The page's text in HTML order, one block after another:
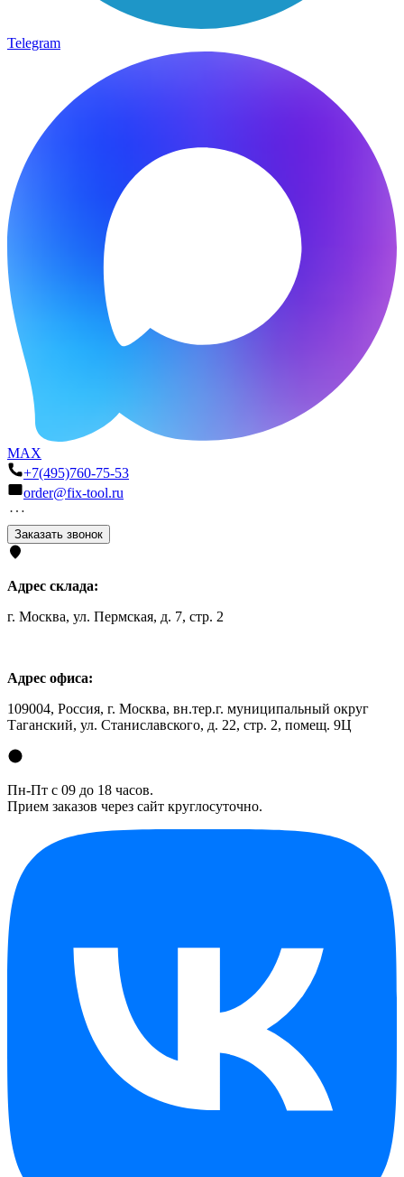
Telegram
MAX
+7(495)760-75-53
order@fix-tool.ru
Заказать звонок
Адрес склада:
г. Москва, ул. Пермская, д. 7, стр. 2
Адрес офиса:
109004, Россия, г. Москва, вн.тер.г. муниципальный округ
Таганский, ул. Станиславского, д. 22, стр. 2, помещ. 9Ц
Пн-Пт с 09 до 18 часов.
Прием заказов через сайт круглосуточно.